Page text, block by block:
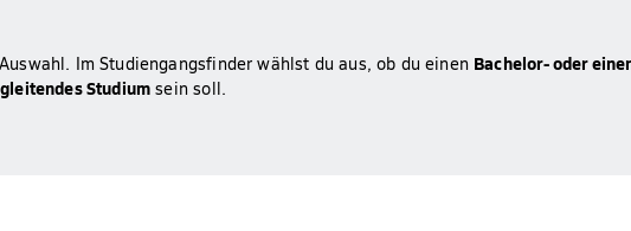
Im Studiengangsfinder wählst du aus, ob du einen Bachelor- oder
Studium sein soll.